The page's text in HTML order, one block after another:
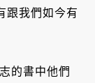
跟我們如今有
的書中他們